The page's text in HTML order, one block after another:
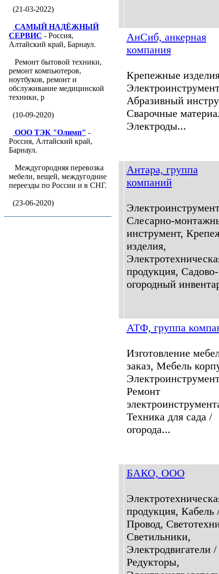
(21-03-2022)
САМЫЙ НАДЁЖНЫЙ
СЕРВИС - Россия,
Алтайский край, Барнаул.
Ремонт бытовой техники,
ремонт компьютеров,
ноутбуков, ремонт и
обслуживание медицинской
техники, р
(10-09-2020)
ООО ТЭК "Олимп" -
Россия, Алтайский край,
Барнаул.
Междугородняя перевозка
мебели, вещей, междугодние
переезды по России и в СНГ.
(23-06-2020)
АнСиб, анкерная
компания
Крепежные
Абразивный
Сварочные
Электроды...
Антара, группа
компаний
Слесарно-
инструмент,
изделия,
продукция, Садово-
огородный
АТФ, группа
Изготовление
заказ, Мебель
Ремонт
Техника для сада /
огорода...
БАКО, ООО
продукция, Кабель
Провод,
Светильники,
Электродвигатели /
Редукторы,